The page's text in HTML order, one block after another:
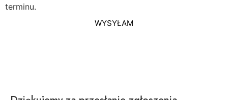
terminu.
WYSYŁAM